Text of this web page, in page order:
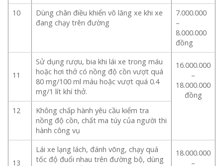
10
Dùng chân điều khiển vô lăng xe khi xe
đang chạy trên đường
7.000.000
–
8.000.000
đồng
11
Sử dụng rượu, bia khi lái xe trong máu
hoặc hơi thở có nồng độ cồn vượt quá
80 mg/100 ml máu hoặc vượt quá 0.4
mg/1 lít khí thở.
16.000.000
–
18.000.000
đồng
12
Không chấp hành yêu cầu kiểm tra
nồng độ cồn, chất ma túy của người thi
hành công vụ
13
Lái xe lạng lách, đánh võng, chạy quá
tốc độ đuổi nhau trên đường bộ, dùng
18.000.000
–